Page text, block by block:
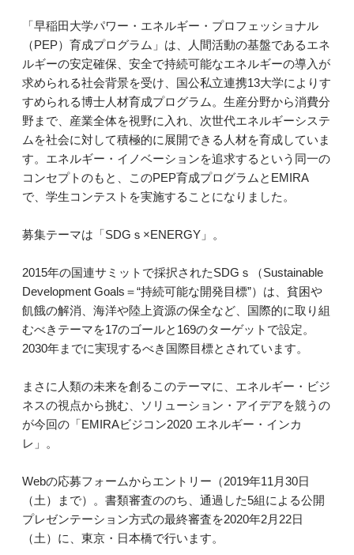
「早稲田大学パワー・エネルギー・プロフェッショナル
（PEP）育成プログラム」は、人間活動の基盤であるエネ
ルギーの安定確保、安全で持続可能なエネルギーの導入が
求められる社会背景を受け、国公私立連携13大学によりす
すめられる博士人材育成プログラム。生産分野から消費分
野まで、産業全体を視野に入れ、次世代エネルギーシステ
ムを社会に対して積極的に展開できる人材を育成していま
す。エネルギー・イノベーションを追求するという同一の
コンセプトのもと、このPEP育成プログラムとEMIRA
で、学生コンテストを実施することになりました。
募集テーマは「SDGｓ×ENERGY」。
2015年の国連サミットで採択されたSDGｓ（Sustainable
Development Goals＝“持続可能な開発目標”）は、貧困や
飢餓の解消、海洋や陸上資源の保全など、国際的に取り組
むべきテーマを17のゴールと169のターゲットで設定。
2030年までに実現するべき国際目標とされています。
まさに人類の未来を創るこのテーマに、エネルギー・ビジ
ネスの視点から挑む、ソリューション・アイデアを競うの
が今回の「EMIRAビジコン2020 エネルギー・インカ
レ」。
Webの応募フォームからエントリー（2019年11月30日
（土）まで）。書類審査ののち、通過した5組による公開
プレゼンテーション方式の最終審査を2020年2月22日
（土）に、東京・日本橋で行います。